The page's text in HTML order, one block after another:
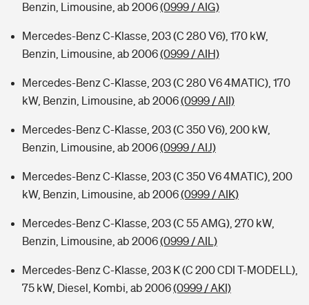
Benzin, Limousine, ab 2006(0999 / AIG)
Mercedes-Benz C-Klasse, 203 (C 280 V6), 170 kW,
Benzin, Limousine, ab 2006(0999 / AIH)
Mercedes-Benz C-Klasse, 203 (C 280 V6 4MATIC), 170
kW, Benzin, Limousine, ab 2006(0999 / AII)
Mercedes-Benz C-Klasse, 203 (C 350 V6), 200 kW,
Benzin, Limousine, ab 2006(0999 / AIJ)
Mercedes-Benz C-Klasse, 203 (C 350 V6 4MATIC), 200
kW, Benzin, Limousine, ab 2006(0999 / AIK)
Mercedes-Benz C-Klasse, 203 (C 55 AMG), 270 kW,
Benzin, Limousine, ab 2006(0999 / AIL)
Mercedes-Benz C-Klasse, 203 K (C 200 CDI T-MODELL),
75 kW, Diesel, Kombi, ab 2006(0999 / AKI)